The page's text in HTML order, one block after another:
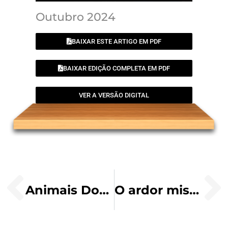
Outubro 2024
BAIXAR ESTE ARTIGO EM PDF
BAIXAR EDIÇÃO COMPLETA EM PDF
VER A VERSÃO DIGITAL
Animais Domésticos, nossa Companhia O ardor missionário na comunicação de Santo Antônio Maria Claret